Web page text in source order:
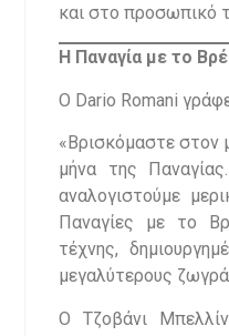
και στο προσωπικό
Η Παναγία με το
Ο Dario Romani
«Βρισκόμαστε στον
μήνα της
αναλογιστούμε
Παναγίες με το
τέχνης,
μεγαλύτερους
Ο Τζοβάνι